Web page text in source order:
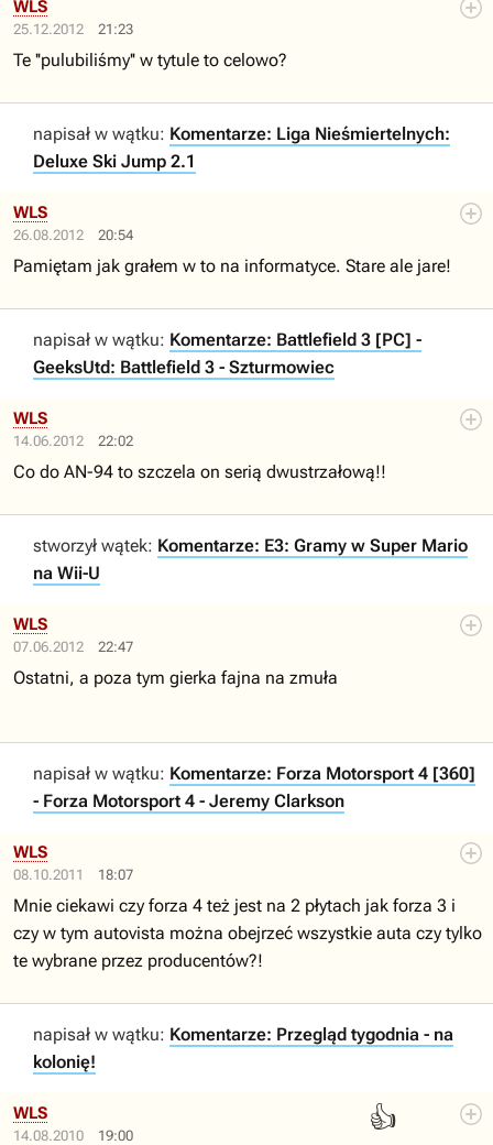
25.12.2012 21:23
WLS
Te ''pulubiliśmy'' w tytule to celowo?
napisał w wątku: Komentarze: Liga Nieśmiertelnych:
Deluxe Ski Jump 2.1
26.08.2012 20:54
WLS
Pamiętam jak grałem w to na informatyce. Stare ale jare!
napisał w wątku: Komentarze: Battlefield 3 [PC] -
GeeksUtd: Battlefield 3 - Szturmowiec
14.06.2012 22:02
WLS
Co do AN-94 to szczela on serią dwustrzałową!!
stworzył wątek: Komentarze: E3: Gramy w Super Mario
na Wii-U
07.06.2012 22:47
WLS
Ostatni, a poza tym gierka fajna na zmuła
napisał w wątku: Komentarze: Forza Motorsport 4 [360]
- Forza Motorsport 4 - Jeremy Clarkson
08.10.2011 18:07
WLS
Mnie ciekawi czy forza 4 też jest na 2 płytach jak forza 3 i
czy w tym autovista można obejrzeć wszystkie auta czy tylko
te wybrane przez producentów?!
napisał w wątku: Komentarze: Przegląd tygodnia - na
kolonię!
14.08.2010 19:00
👍
WLS